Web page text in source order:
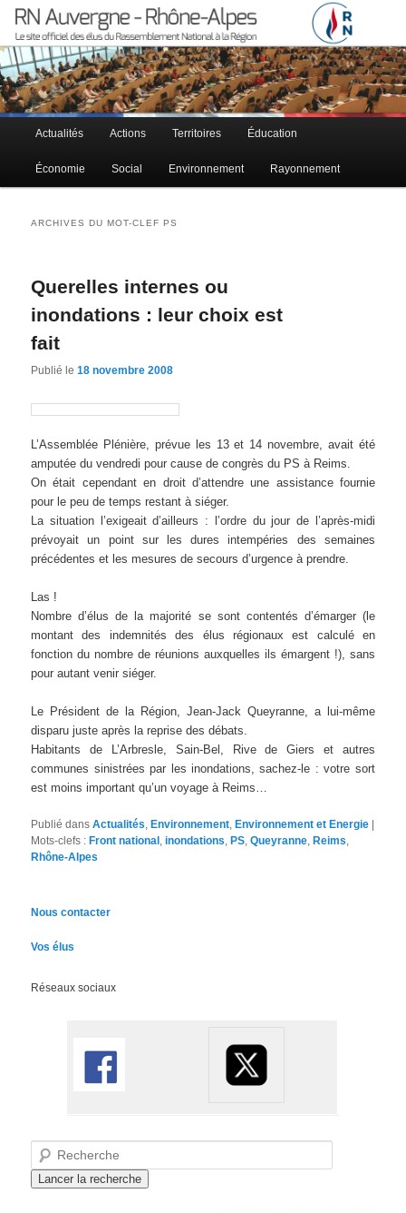
RN Auvergne – Rhône-Alpes
Le site officiel des élus RN à la région Auvergne – Rhône-Alpes
Menu principal
Aller au contenu principal
Aller au contenu secondaire
Actualités Actions Territoires Éducation
Économie Social Environnement Rayonnement
ARCHIVES DU MOT-CLEFPS
Querelles internes ou
inondations : leur choix est
fait
Publié le18 novembre 2008
L’Assemblée Plénière, prévue les 13 et 14 novembre, avait été
amputée du vendredi pour cause de congrès du PS à Reims.
On était cependant en droit d’attendre une assistance fournie
pour le peu de temps restant à siéger.
La situation l’exigeait d’ailleurs : l’ordre du jour de l’après-midi
prévoyait un point sur les dures intempéries des semaines
précédentes et les mesures de secours d’urgence à prendre.
Las !
Nombre d’élus de la majorité se sont contentés d’émarger (le
montant des indemnités des élus régionaux est calculé en
fonction du nombre de réunions auxquelles ils émargent !), sans
pour autant venir siéger.
Le Président de la Région, Jean-Jack Queyranne, a lui-même
disparu juste après la reprise des débats.
Habitants de L’Arbresle, Sain-Bel, Rive de Giers et autres
communes sinistrées par les inondations, sachez-le : votre sort
est moins important qu’un voyage à Reims…
Publié dans Actualités, Environnement, Environnement et Energie
Mots-clefs : Front national ,inondations, PS,Queyranne, Reims,
Rhône-Alpes
Nous contacter
Vos élus
Réseaux sociaux
Recherche